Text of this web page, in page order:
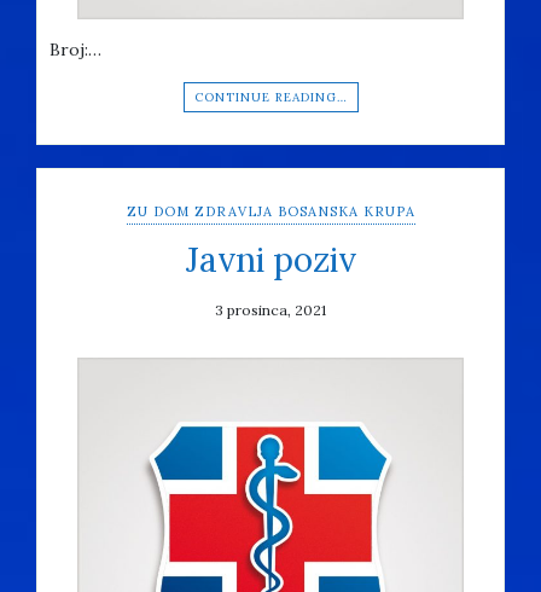
Broj:…
CONTINUE READING…
ZU DOM ZDRAVLJA BOSANSKA KRUPA
Javni poziv
3 prosinca, 2021